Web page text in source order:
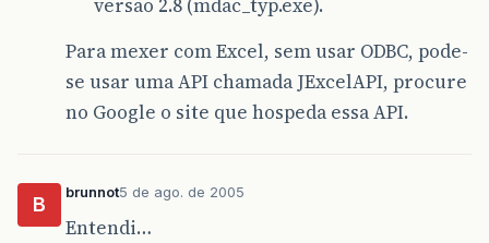
versão 2.8 (mdac_typ.exe).
Para mexer com Excel, sem usar ODBC, pode-
se usar uma API chamada JExcelAPI, procure
no Google o site que hospeda essa API.
B
brunnot5 de ago. de 2005
Entendi…